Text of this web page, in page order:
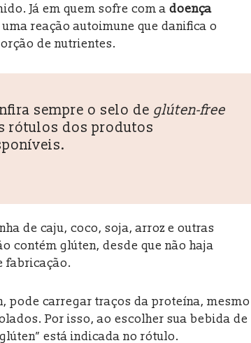
Já em quem sofre com a doença
reação autoimune que danifica o
de nutrientes.
sempre o selo de glúten-free
rótulos dos produtos
de caju, coco, soja, arroz e outras
contém glúten, desde que não haja
fabricação.
pode carregar traços da proteína, mesmo
Por isso, ao escolher sua bebida de
está indicada no rótulo.